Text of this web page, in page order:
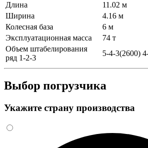
Длина
11.02 м
Ширина
4.16 м
Колесная база
6 м
Эксплуатационная масса
74 т
Объем штабелирования
ряд 1-2-3
5-4-3(2600)
Выбор погрузчика
Укажите страну производства